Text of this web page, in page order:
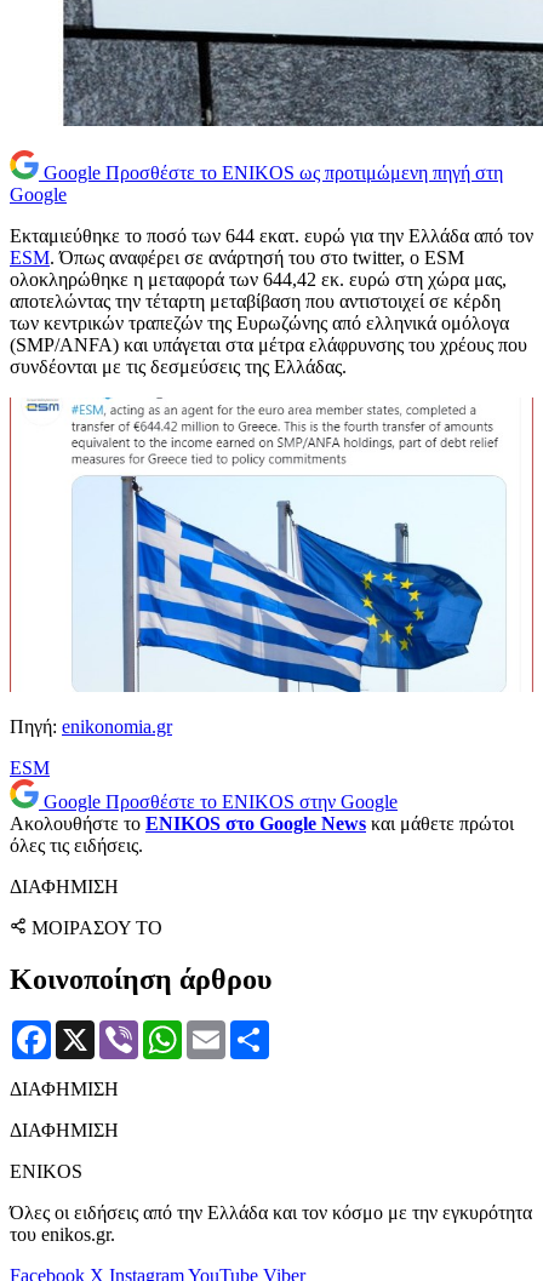
Google Προσθέστε το ENIKOS ως προτιμώμενη πηγή στη
Google
Εκταμιεύθηκε το ποσό των 644 εκατ. ευρώ για την Ελλάδα από τον
ESM. Όπως αναφέρει σε ανάρτησή του στο twitter, o ESM
ολοκληρώθηκε η μεταφορά των 644,42 εκ. ευρώ στη χώρα μας,
αποτελώντας την τέταρτη μεταβίβαση που αντιστοιχεί σε κέρδη
των κεντρικών τραπεζών της Ευρωζώνης από ελληνικά ομόλογα
(SMP/ANFA) και υπάγεται στα μέτρα ελάφρυνσης του χρέους που
συνδέονται με τις δεσμεύσεις της Ελλάδας.
Πηγή: enikonomia.gr
ESM
Google Προσθέστε το ENIKOS στην Google
Ακολουθήστε το ENIKOS στο Google News και μάθετε πρώτοι
όλες τις ειδήσεις.
ΔΙΑΦΗΜΙΣΗ
ΜΟΙΡΑΣΟΥ ΤΟ
Κοινοποίηση άρθρου
Facebook
X Viber WhatsApp
Email
ΔΙΑΦΗΜΙΣΗ
ΔΙΑΦΗΜΙΣΗ
ENIKOS
Όλες οι ειδήσεις από την Ελλάδα και τον κόσμο με την εγκυρότητα
του enikos.gr.
Facebook X InstagramYouTube Viber